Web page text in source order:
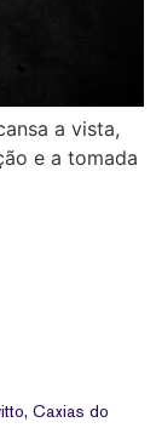
a vista,
e a tomada
Caxias do